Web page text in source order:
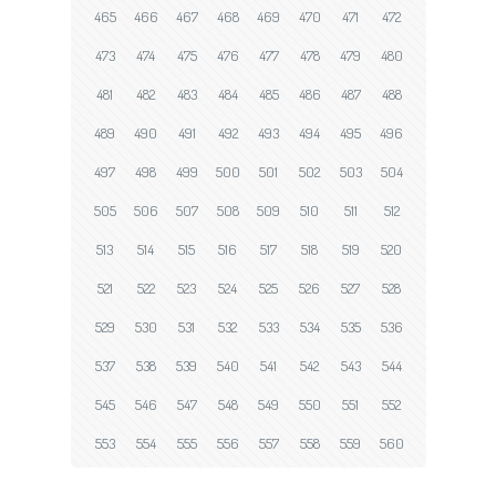
465 466 467 468 469 470 471 472
473 474 475 476 477 478 479 480
481 482 483 484 485 486 487 488
489 490 491 492 493 494 495 496
497 498 499 500 501 502 503 504
505 506 507 508 509 510 511 512
513 514 515 516 517 518 519 520
521 522 523 524 525 526 527 528
529 530 531 532 533 534 535 536
537 538 539 540 541 542 543 544
545 546 547 548 549 550 551 552
553 554 555 556 557 558 559 560